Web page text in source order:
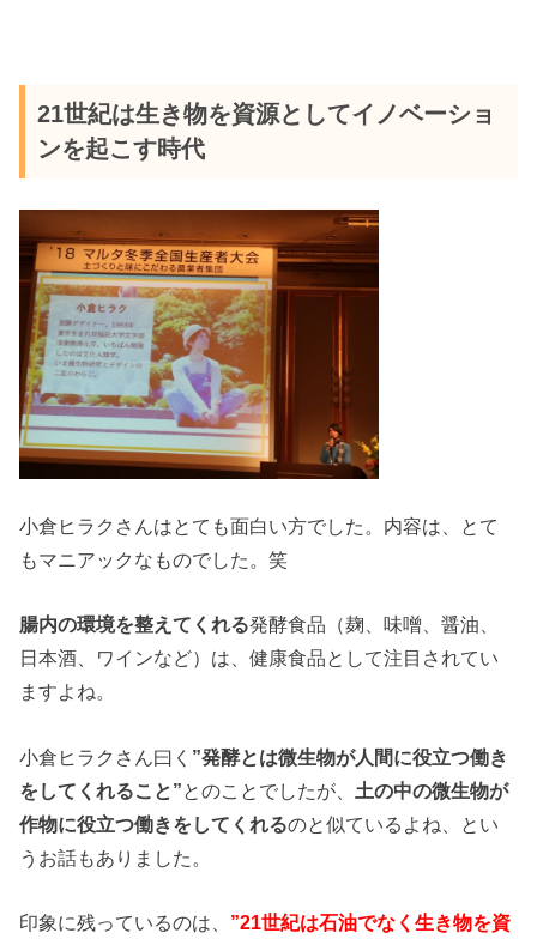
21世紀は生き物を資源としてイノベーショ
ンを起こす時代
小倉ヒラクさんはとても面白い方でした。内容は、とて
もマニアックなものでした。笑
腸内の環境を整えてくれる発酵食品（麹、味噌、醤油、
日本酒、ワインなど）は、健康食品として注目されてい
ますよね。
小倉ヒラクさん曰く ”発酵とは微生物が人間に役立つ働き
をしてくれること” とのことでしたが、 土の中の微生物が
作物に役立つ働きをしてくれるのと似ているよね、とい
うお話もありました。
印象に残っているのは、 ”21世紀は石油でなく生き物を資